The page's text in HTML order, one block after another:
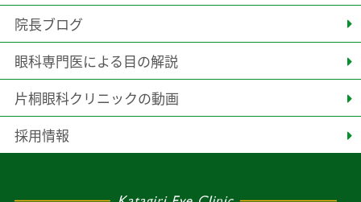
院長ブログ
眼科専門医による目の解説
片桐眼科クリニックの動画
採用情報